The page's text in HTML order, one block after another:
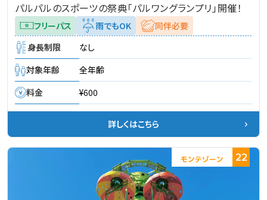
パルパルのスポーツの祭典「パルワングランプリ」開催！
フリーパス 雨でもOK
同伴必要
身長制限
なし
対象年齢
全年齢
料金
¥600
詳しくはこちら
22